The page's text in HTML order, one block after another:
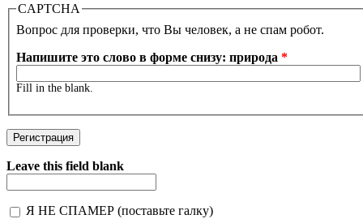
CAPTCHA
Вопрос для проверки, что Вы человек, а не спам робот.
Напишите это слово в форме снизу: природа *
Fill in the blank.
Leave this field blank
Я НЕ СПАМЕР (поставьте галку)